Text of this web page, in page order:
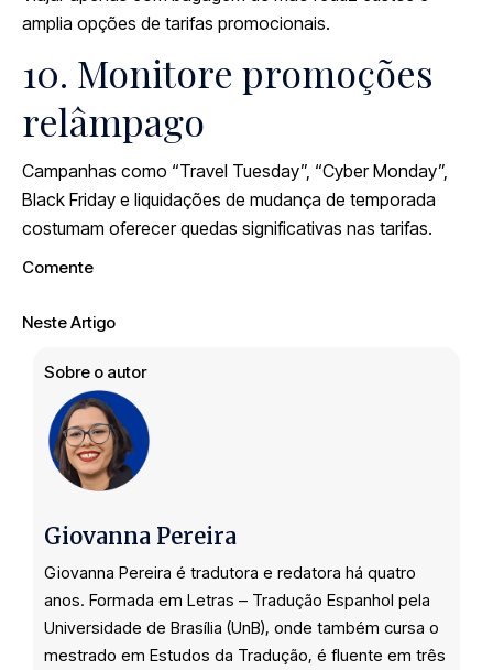
amplia opções de tarifas promocionais.
10. Monitore promoções
relâmpago
Campanhas como “Travel Tuesday”, “Cyber Monday”,
Black Friday e liquidações de mudança de temporada
costumam oferecer quedas significativas nas tarifas.
Comente
Neste Artigo
Sobre o autor
Giovanna Pereira
Giovanna Pereira é tradutora e redatora há quatro
anos. Formada em Letras – Tradução Espanhol pela
Universidade de Brasília (UnB), onde também cursa o
mestrado em Estudos da Tradução, é fluente em três